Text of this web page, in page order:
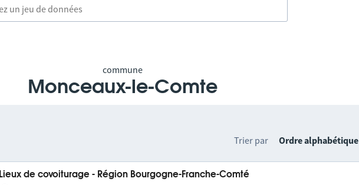
commune
Monceaux-le-Comte
Trier par Ordre alphabétique
Lieux de covoiturage - Région Bourgogne-Franche-Comté